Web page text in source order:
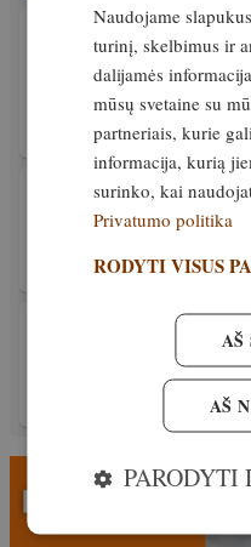
Užbaigiant dar
laikotarpį, Latvijos
apie reikšmingą
Išskirtinis 17. kovas, 2026
Maudynės durpyno
Išskirtinis 15. kovas, 2026
Pėdsekystė
gyvūnų pėdsakus
9. sausis, 2026
Naudojame
turinį, skelbimus ir
dalijamės
mūsų svetaine su
partneriais, kurie
informacija, kurią
surinko, kai
Privatumo politika
RODYTI VISUS
AŠ